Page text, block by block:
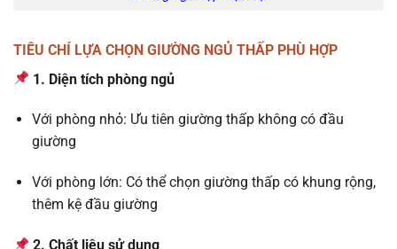
TIÊU CHÍ LỰA CHỌN GIƯỜNG NGỦ THẤP PHÙ HỢP
1. Diện tích phòng ngủ
Với phòng nhỏ: Ưu tiên giường thấp không có đầu
giường
Với phòng lớn: Có thể chọn giường thấp có khung rộng,
thêm kệ đầu giường
2. Chất liệu sử dụng